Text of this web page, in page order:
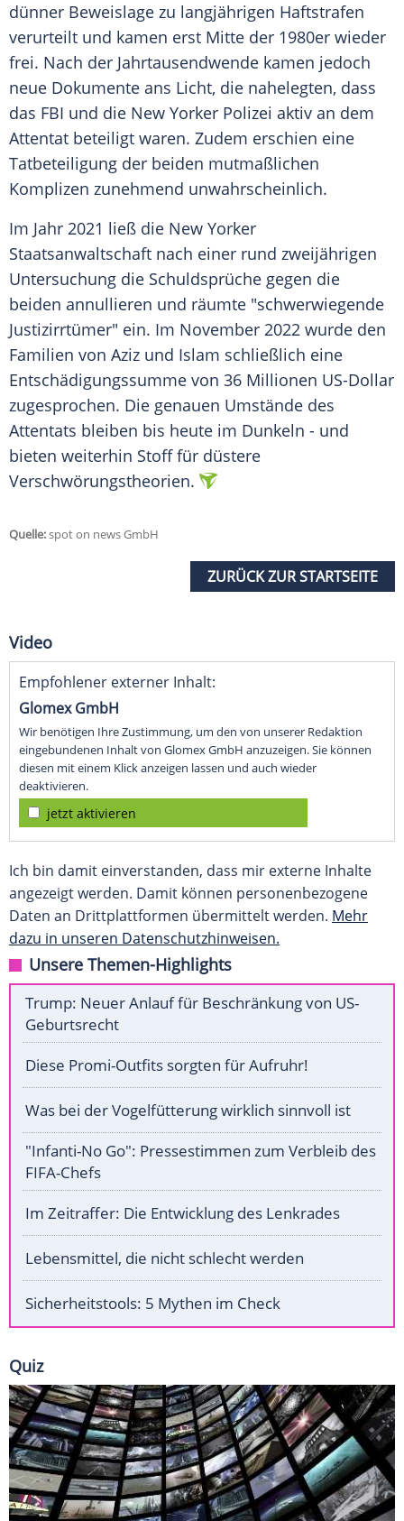
dünner Beweislage zu langjährigen Haftstrafen
verurteilt und kamen erst Mitte der 1980er wieder
frei. Nach der Jahrtausendwende kamen jedoch
neue Dokumente ans Licht, die nahelegten, dass
das FBI und die New Yorker Polizei aktiv an dem
Attentat beteiligt waren. Zudem erschien eine
Tatbeteiligung der beiden mutmaßlichen
Komplizen zunehmend unwahrscheinlich.
Im Jahr 2021 ließ die New Yorker
Staatsanwaltschaft nach einer rund zweijährigen
Untersuchung die Schuldsprüche gegen die
beiden annullieren und räumte "schwerwiegende
Justizirrtümer" ein. Im November 2022 wurde den
Familien von Aziz und Islam schließlich eine
Entschädigungssumme von 36 Millionen US-Dollar
zugesprochen. Die genauen Umstände des
Attentats bleiben bis heute im Dunkeln - und
bieten weiterhin Stoff für düstere
Verschwörungstheorien.
Quelle:spot on news GmbH
ZURÜCK ZUR STARTSEITE
Video
Empfohlener externer Inhalt:
Glomex GmbH
Wir benötigen Ihre Zustimmung, um den von unserer Redaktion
eingebundenen Inhalt von Glomex GmbH anzuzeigen. Sie können
diesen mit einem Klick anzeigen lassen und auch wieder
deaktivieren.
jetzt aktivieren
Ich bin damit einverstanden, dass mir externe Inhalte
angezeigt werden. Damit können personenbezogene
Daten an Drittplattformen übermittelt werden. Mehr
dazu in unseren Datenschutzhinweisen.
Unsere Themen-Highlights
Trump: Neuer Anlauf für Beschränkung von US-
Geburtsrecht
Diese Promi-Outfits sorgten für Aufruhr!
Was bei der Vogelfütterung wirklich sinnvoll ist
"Infanti-No Go": Pressestimmen zum Verbleib des
FIFA-Chefs
Im Zeitraffer: Die Entwicklung des Lenkrades
Lebensmittel, die nicht schlecht werden
Sicherheitstools: 5 Mythen im Check
Quiz